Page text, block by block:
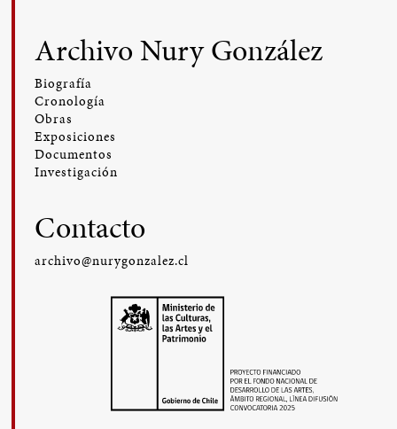
Archivo Nury González
Biografía
Cronología
Obras
Exposiciones
Documentos
Investigación
Contacto
archivo@nurygonzalez.cl